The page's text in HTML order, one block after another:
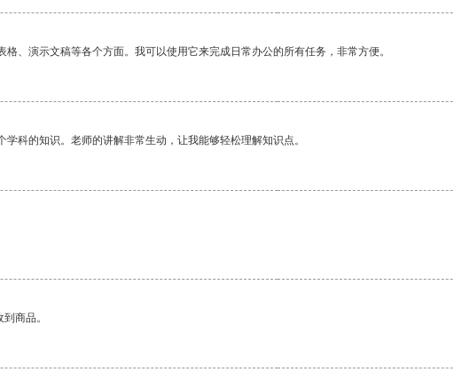
、演示文稿等各个方面。我可以使用它来完成日常办公的所有任务，非常方便。
科的知识。老师的讲解非常生动，让我能够轻松理解知识点。
商品。